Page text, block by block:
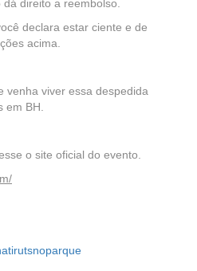
direito a reembolso.
declara estar ciente e de
acima.
venha viver essa despedida
em BH.
o site oficial do evento.